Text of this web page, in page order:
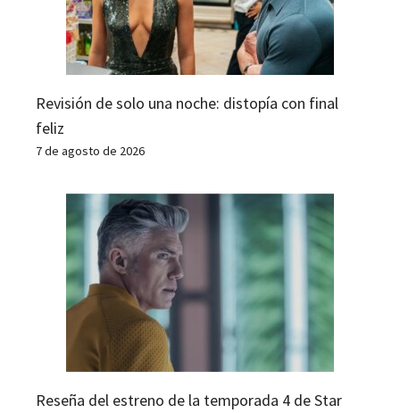
Revisión de solo una noche: distopía con final
feliz
7 de agosto de 2026
Reseña del estreno de la temporada 4 de Star